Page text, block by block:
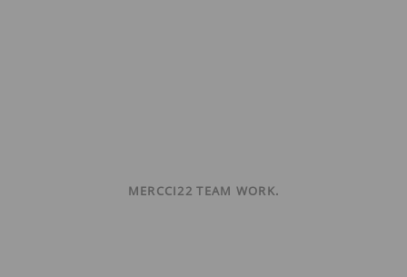
MERCCI22 TEAM WORK.